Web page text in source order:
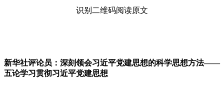
识别二维码阅读原文
新华社评论员：深刻领会习近平党建思想的科学思想方法——
五论学习贯彻习近平党建思想